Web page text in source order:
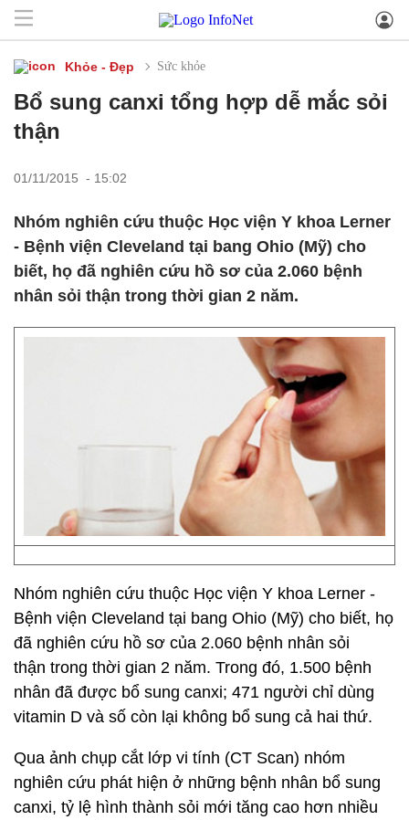
Khỏe - Đẹp Sức khỏe
Bổ sung canxi tổng hợp dễ mắc sỏi
thận
01/11/2015 - 15:02
Nhóm nghiên cứu thuộc Học viện Y khoa Lerner
- Bệnh viện Cleveland tại bang Ohio (Mỹ) cho
biết, họ đã nghiên cứu hồ sơ của 2.060 bệnh
nhân sỏi thận trong thời gian 2 năm.
Nhóm nghiên cứu thuộc Học viện Y khoa Lerner -
Bệnh viện Cleveland tại bang Ohio (Mỹ) cho biết, họ
đã nghiên cứu hồ sơ của 2.060 bệnh nhân sỏi
thận trong thời gian 2 năm. Trong đó, 1.500 bệnh
nhân đã được bổ sung canxi; 471 người chỉ dùng
vitamin D và số còn lại không bổ sung cả hai thứ.
Qua ảnh chụp cắt lớp vi tính (CT Scan) nhóm
nghiên cứu phát hiện ở những bệnh nhân bổ sung
canxi, tỷ lệ hình thành sỏi mới tăng cao hơn nhiều